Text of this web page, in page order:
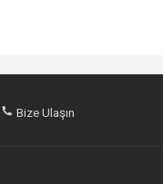
Bize Ulaşın